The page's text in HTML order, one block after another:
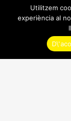
Utilitzem
experiència al